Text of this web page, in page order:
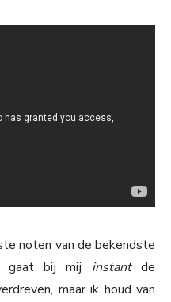
noten van de bekendste
gaat bij mij instantde
maar ik houd van